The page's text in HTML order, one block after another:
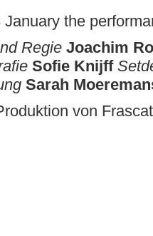
January the
Regie Joachim
Sofie Knijff
Sarah
von